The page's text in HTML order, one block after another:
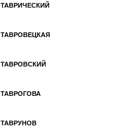
ТАВРИЧЕСКИЙ
ТАВРОВЕЦКАЯ
ТАВРОВСКИЙ
ТАВРОГОВА
ТАВРУНОВ